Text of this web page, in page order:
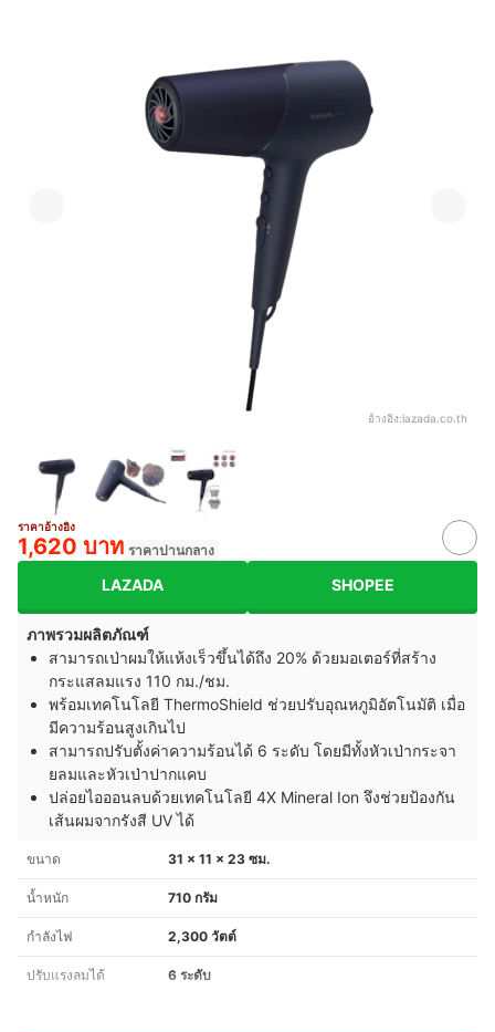
อ้างอิง:lazada.co.th
ราคาอ้างอิง
1,620 บาท ราคาปานกลาง
LAZADA SHOPEE
ภาพรวมผลิตภัณฑ์
สามารถเป่าผมให้แห้งเร็วขึ้นได้ถึง 20% ด้วยมอเตอร์ที่สร้าง
กระแสลมแรง 110 กม./ชม.
พร้อมเทคโนโลยี ThermoShield ช่วยปรับอุณหภูมิอัตโนมัติ เมื่อ
มีความร้อนสูงเกินไป
สามารถปรับตั้งค่าความร้อนได้ 6 ระดับ โดยมีทั้งหัวเป่ากระจา
ยลมและหัวเป่าปากแคบ
ปล่อยไอออนลบด้วยเทคโนโลยี 4X Mineral Ion จึงช่วยป้องกัน
เส้นผมจากรังสี UV ได้
ขนาด 31 x 11 x 23 ซม.
น้ำหนัก 710 กรัม
กำลังไฟ 2,300 วัตต์
ปรับแรงลมได้ 6 ระดับ